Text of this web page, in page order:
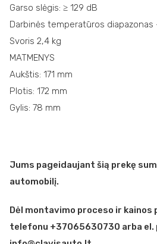
Garso slėgis: ≥ 129 dB
Darbinės temperatūros diapazonas
Svoris 2,4 kg
MATMENYS
Aukštis: 171 mm
Plotis: 172 mm
Gylis: 78 mm
Jums pageidaujant šią prekę
automobilį.
Dėl montavimo proceso ir kainos
telefonu +37065630730 arba el.